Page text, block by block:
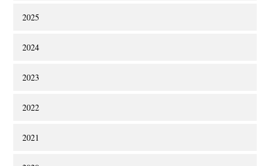
2025
2024
2023
2022
2021